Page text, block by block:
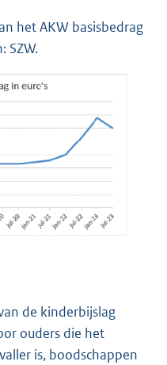
het AKW basisbedrag
SZW.
de kinderbijslag
ouders die het
is, boodschappen